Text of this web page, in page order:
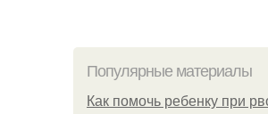
Популярные материалы
Как помочь ребенку при